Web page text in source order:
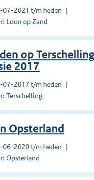
07-2021 t/m heden
Loon op Zand
op Terschelling
2017
07-2017 t/m heden
Terschelling
Opsterland
06-2020 t/m heden
Opsterland